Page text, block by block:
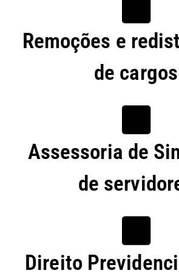
Remoções e
de cargos
Assessoria de
de
Direito